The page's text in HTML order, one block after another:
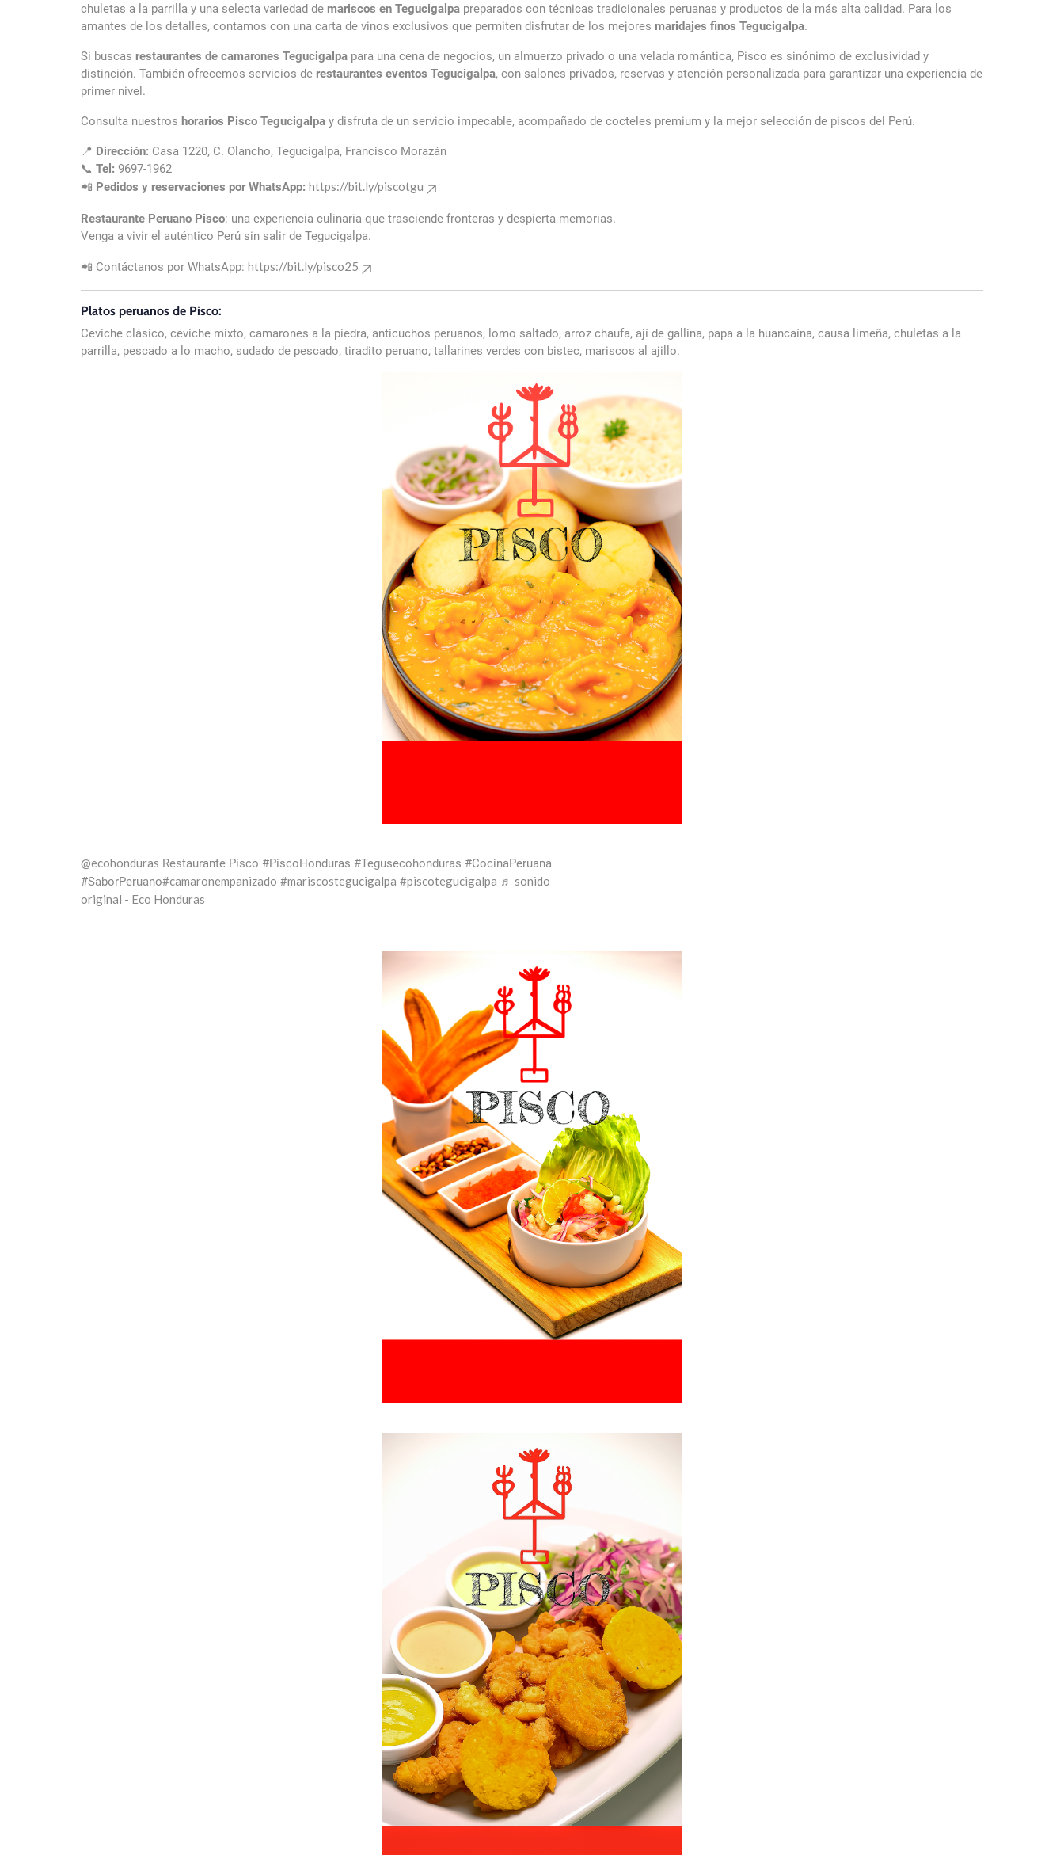
chuletas a la parrilla y una selecta variedad de mariscos en Tegucigalpa preparados con técnicas tradicionales peruanas y productos de la más alta calidad. Para los
amantes de los detalles, contamos con una carta de vinos exclusivos que permiten disfrutar de los mejores maridajes finos Tegucigalpa.
Si buscas restaurantes de camarones Tegucigalpa para una cena de negocios, un almuerzo privado o una velada romántica, Pisco es sinónimo de exclusividad y
distinción. También ofrecemos servicios de restaurantes eventos Tegucigalpa, con salones privados, reservas y atención personalizada para garantizar una experiencia de
primer nivel.
Consulta nuestros horarios Pisco Tegucigalpa y disfruta de un servicio impecable, acompañado de cocteles premium y la mejor selección de piscos del Perú.
📍 Dirección: Casa 1220, C. Olancho, Tegucigalpa, Francisco Morazán
📞 Tel: 9697-1962
📲 Pedidos y reservaciones por WhatsApp: https://bit.ly/piscotgu
Restaurante Peruano Pisco: una experiencia culinaria que trasciende fronteras y despierta memorias.
Venga a vivir el auténtico Perú sin salir de Tegucigalpa.
📲 Contáctanos por WhatsApp: https://bit.ly/pisco25
Platos peruanos de Pisco:
Ceviche clásico, ceviche mixto, camarones a la piedra, anticuchos peruanos, lomo saltado, arroz chaufa, ají de gallina, papa a la huancaína, causa limeña, chuletas a la
parrilla, pescado a lo macho, sudado de pescado, tiradito peruano, tallarines verdes con bistec, mariscos al ajillo.
@ecohonduras Restaurante Pisco #PiscoHonduras #Tegusecohonduras #CocinaPeruana
#SaborPeruano#camaronempanizado #mariscostegucigalpa #piscotegucigalpa ♬ sonido
original - Eco Honduras